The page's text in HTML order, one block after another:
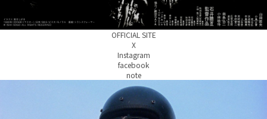
OFFICIAL SITE
X
Instagram
facebook
note